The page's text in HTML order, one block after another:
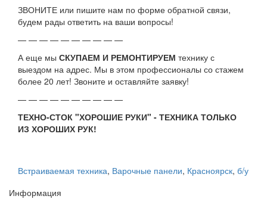
ЗВОНИТЕ или пишите нам по форме обратной связи,
будем рады ответить на ваши вопросы!
— — — — — — — — — —
А еще мы СКУПАЕМ И РЕМОНТИРУЕМ технику с
выездом на адрес. Мы в этом профессионалы со стажем
более 20 лет! Звоните и оставляйте заявку!
— — — — — — — — — —
ТЕХНО-СТОК "ХОРОШИЕ РУКИ" - ТЕХНИКА ТОЛЬКО
ИЗ ХОРОШИХ РУК!
Встраиваемая техника, Варочные панели, Красноярск, б/у
Информация